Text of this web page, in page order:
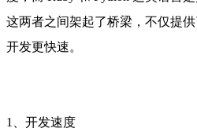
这两者之间架起了桥梁，不仅提
开发更快速。
1、开发速度